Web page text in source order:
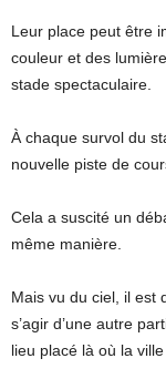
Leur place peut être
couleur et des
stade spectaculaire.
À chaque survol du
nouvelle piste de
Cela a suscité un
même manière.
Mais vu du ciel, il est
s’agir d’une autre
lieu placé là où la